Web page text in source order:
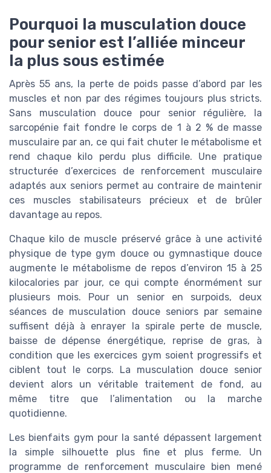
Pourquoi la musculation douce
pour senior est l’alliée minceur
la plus sous estimée
Après 55 ans, la perte de poids passe d’abord par les
muscles et non par des régimes toujours plus stricts.
Sans musculation douce pour senior régulière, la
sarcopénie fait fondre le corps de 1 à 2 % de masse
musculaire par an, ce qui fait chuter le métabolisme et
rend chaque kilo perdu plus difficile. Une pratique
structurée d’exercices de renforcement musculaire
adaptés aux seniors permet au contraire de maintenir
ces muscles stabilisateurs précieux et de brûler
davantage au repos.
Chaque kilo de muscle préservé grâce à une activité
physique de type gym douce ou gymnastique douce
augmente le métabolisme de repos d’environ 15 à 25
kilocalories par jour, ce qui compte énormément sur
plusieurs mois. Pour un senior en surpoids, deux
séances de musculation douce seniors par semaine
suffisent déjà à enrayer la spirale perte de muscle,
baisse de dépense énergétique, reprise de gras, à
condition que les exercices gym soient progressifs et
ciblent tout le corps. La musculation douce senior
devient alors un véritable traitement de fond, au
même titre que l’alimentation ou la marche
quotidienne.
Les bienfaits gym pour la santé dépassent largement
la simple silhouette plus fine et plus ferme. Un
programme de renforcement musculaire bien mené